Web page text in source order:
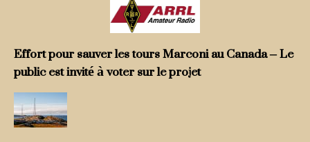
Effort pour sauver les tours Marconi au Canada – Le
public est invité à voter sur le projet